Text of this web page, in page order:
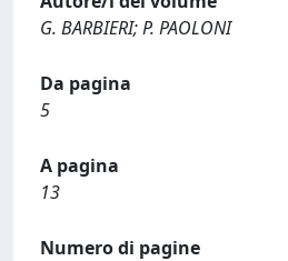
G. BARBIERI; P. PAOLONI
Da pagina
5
A pagina
13
Numero di pagine